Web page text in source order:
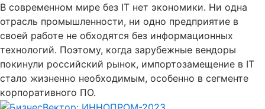
В современном мире без IT нет экономики. Ни одна
отрасль промышленности, ни одно предприятие в
своей работе не обходятся без информационных
технологий. Поэтому, когда зарубежные вендоры
покинули российский рынок, импортозамещение в IT
стало жизненно необходимым, особенно в сегменте
корпоративного ПО.